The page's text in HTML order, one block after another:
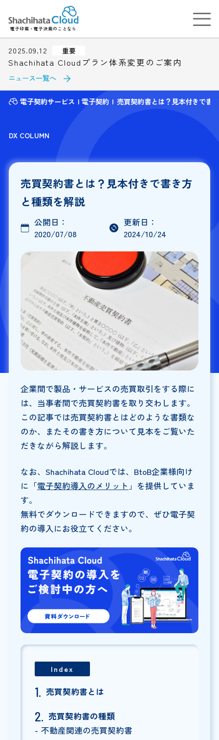
電子印鑑・電子決裁のことなら
2025.09.12 重要
Shachihata Cloudプラン体系変更のご案内
ニュース一覧へ
電子契約サービス 電子契約 売買契約書とは？見本付きで書
DX COLUMN
売買契約書とは？見本付きで書き方
と種類を解説
公開日：
2020/07/08
更新日：
2024/10/24
企業間で製品・サービスの売買取引をする際に
は、当事者間で売買契約書を取り交わします。
この記事では売買契約書とはどのような書類な
のか、またその書き方について見本をご覧いた
だきながら解説します。
なお、Shachihata Cloudでは、BtoB企業様向け
に「電子契約導入のメリット 」を提供していま
す。
無料でダウンロードできますので、ぜひ電子契
約の導入にお役立てください。
Index
売買契約書とは
売買契約書の種類
不動産関連の売買契約書